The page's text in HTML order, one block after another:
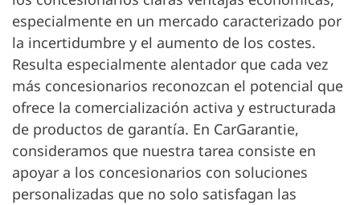
especialmente en un mercado caracterizado por
la incertidumbre y el aumento de los costes.
Resulta especialmente alentador que cada vez
más concesionarios reconozcan el potencial que
ofrece la comercialización activa y estructurada
de productos de garantía. En CarGarantie,
consideramos que nuestra tarea consiste en
apoyar a los concesionarios con soluciones
personalizadas que no solo satisfagan las